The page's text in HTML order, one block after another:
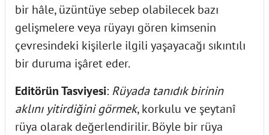
bir hâle, üzüntüye sebep olabilecek bazı
gelişmelere veya rüyayı gören kimsenin
çevresindeki kişilerle ilgili yaşayacağı sıkıntılı
bir duruma işâret eder.
Editörün Tasviyesi: Rüyada tanıdık birinin
aklını yitirdiğini görmek, korkulu ve şeytanî
rüya olarak değerlendirilir. Böyle bir rüya